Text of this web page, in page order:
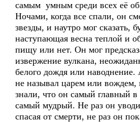
самым умным среди всех её
Ночами, когда все спали, он
звезды, и наутро мог сказать,
наступающая весна теплой и
пищу или нет. Он мог
извержение вулкана,
белого дождя или
не называл царем или вождем,
знали, что он самый главный в
самый мудрый. Не раз он
спасая от смерти, не раз он